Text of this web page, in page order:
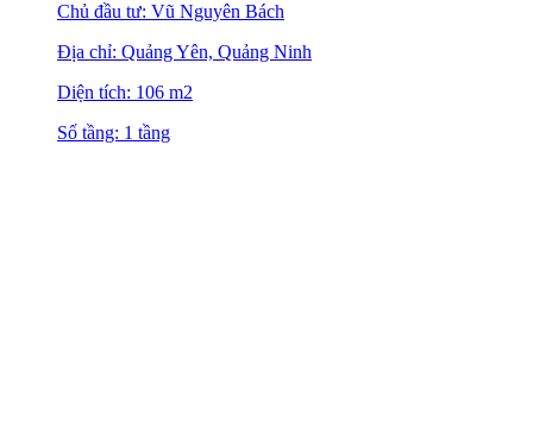
Chủ đầu tư: Vũ Nguyên Bách
Địa chỉ: Quảng Yên, Quảng Ninh
Diện tích: 106 m2
Số tầng: 1 tầng